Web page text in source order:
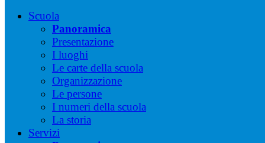
Scuola
Panoramica
Presentazione
I luoghi
Le carte della scuola
Organizzazione
Le persone
I numeri della scuola
La storia
Servizi